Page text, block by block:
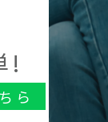
!
ら